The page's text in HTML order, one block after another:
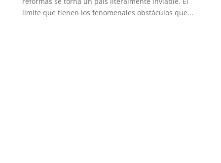
límite que tienen los fenomenales obstáculos que...